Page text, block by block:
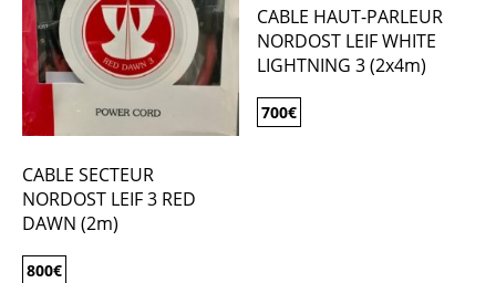
CABLE SECTEUR
NORDOST LEIF 3 RED
DAWN (2m)
800€
CABLE HAUT-PARLEUR
NORDOST LEIF WHITE
LIGHTNING 3 (2x4m)
700€